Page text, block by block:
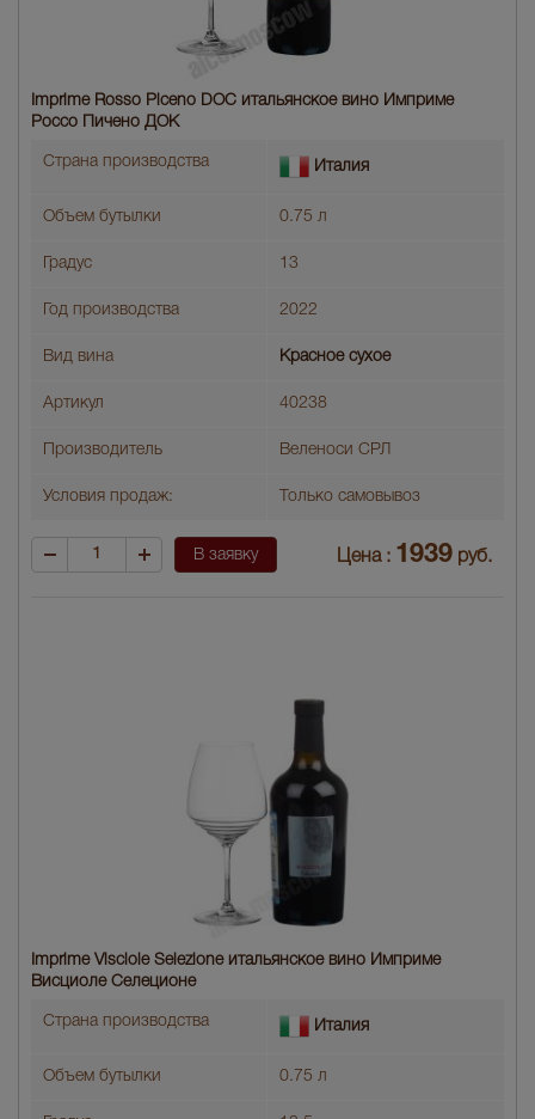
Imprime Rosso Piceno DOC итальянское вино Имприме
Россо Пичено ДОК
Страна производства Италия
Объем бутылки 0.75 л
Градус 13
Год производства 2022
Вид вина Красное сухое
Артикул 40238
Производитель Веленоси СРЛ
Условия продаж: Только самовывоз
В заявку Цена : 1939 руб.
Imprime Visciole Selezione итальянское вино Имприме
Висциоле Селеционе
Страна производства Италия
Объем бутылки 0.75 л